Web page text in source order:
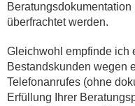
überfrachtet werden.
Gleichwohl empfinde ich
Bestandskunden wegen
Telefonanrufes (ohne
Erfüllung Ihrer